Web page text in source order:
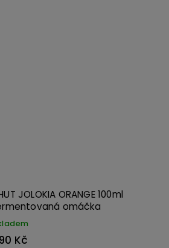
JOLOKIA ORANGE 100ml
omáčka
Kč